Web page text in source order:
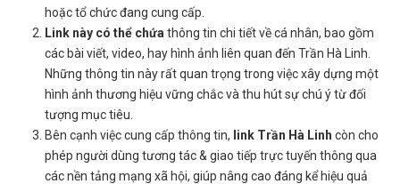
hoặc tổ chức đang cung cấp.
Link này có thể chứa thông tin chi tiết về cá nhân, bao gồm
các bài viết, video, hay hình ảnh liên quan đến Trần Hà Linh.
Những thông tin này rất quan trọng trong việc xây dựng một
hình ảnh thương hiệu vững chắc và thu hút sự chú ý từ đối
tượng mục tiêu.
Bên cạnh việc cung cấp thông tin, link Trần Hà Linh còn cho
phép người dùng tương tác & giao tiếp trực tuyến thông qua
các nền tảng mạng xã hội, giúp nâng cao đáng kể hiệu quả